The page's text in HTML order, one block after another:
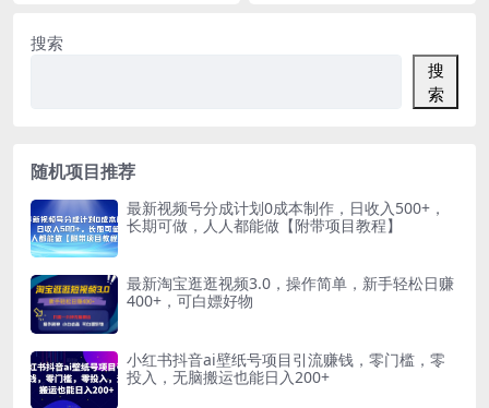
搜索
搜
索
随机项目推荐
最新视频号分成计划0成本制作，日收入500+，
长期可做，人人都能做【附带项目教程】
最新淘宝逛逛视频3.0，操作简单，新手轻松日赚
400+，可白嫖好物
小红书抖音ai壁纸号项目引流赚钱，零门槛，零
投入，无脑搬运也能日入200+